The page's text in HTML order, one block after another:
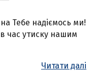
Тебе надіємось ми!
час утиску нашим
Читати далі